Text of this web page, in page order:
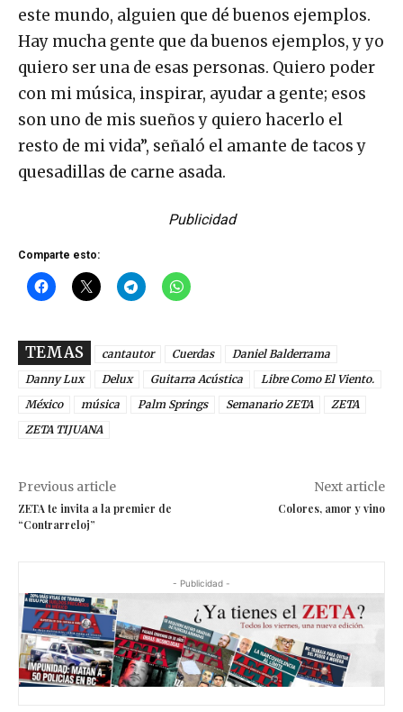
este mundo, alguien que dé buenos ejemplos.
Hay mucha gente que da buenos ejemplos, y yo
quiero ser una de esas personas. Quiero poder
con mi música, inspirar, ayudar a gente; esos
son uno de mis sueños y quiero hacerlo el
resto de mi vida”, señaló el amante de tacos y
quesadillas de carne asada.
Publicidad
Comparte esto:
TEMAS cantautor Cuerdas
Daniel Balderrama
Danny Lux
Delux Guitarra Acústica
Libre Como El Viento.
México
música Palm Springs Semanario ZETA
ZETA
ZETA TIJUANA
Previous article
ZETA te invita a la premier de
“Contrarreloj”
Next article
Colores, amor y vino
- Publicidad -